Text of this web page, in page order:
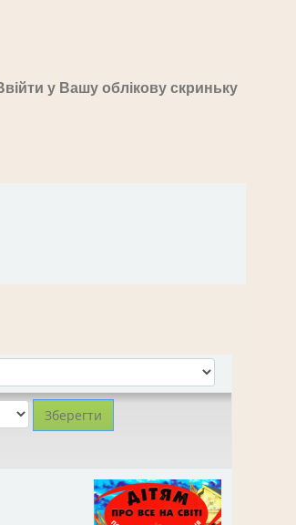
у Вашу облікову скриньку